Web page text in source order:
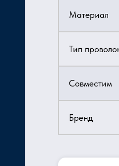
Материал
Тип
Совместим
Бренд